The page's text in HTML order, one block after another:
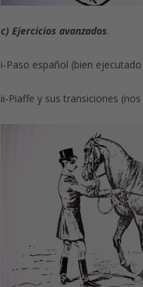
c) Ejercicios avanzados.
i-Paso español (bien
ii-Piaffe y sus transiciones